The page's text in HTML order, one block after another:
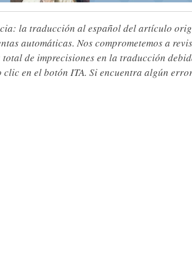
la traducción al español del artículo
automáticas. Nos comprometemos a
total de imprecisiones en la traducción
clic en el botón ITA. Si encuentra algún